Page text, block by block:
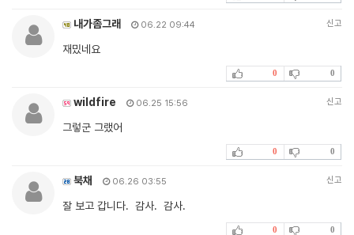
내가좀그래 06.22 09:44 신고
재밌네요
0 0
wildfire 06.25 15:56 신고
그렇군 그랬어
0 0
북채 06.26 03:55 신고
잘 보고 갑니다. 감사. 감사.
0 0